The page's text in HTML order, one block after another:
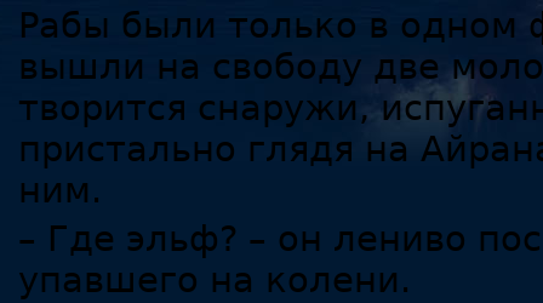
Рабы были только в одном
вышли на свободу две
творится снаружи,
пристально глядя на
ним.
– Где эльф? – он лениво
упавшего на колени.